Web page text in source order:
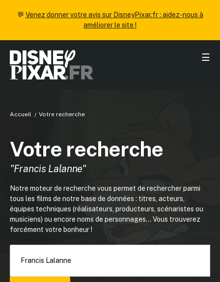
💬 Venez donner votre avis sur DisneyPixar.fr : aidez-nous à
améliorer le site !
☰
Accueil Votre recherche
Votre recherche
"Francis Lalanne"
Notre moteur de recherche vous permet de rechercher parmi
tous les films de notre base de données : titres, acteurs,
équipes techniques (réalisateurs, producteurs, scénaristes ou
musiciens) ou encore noms de personnages... Vous trouverez
forcément votre bonheur !